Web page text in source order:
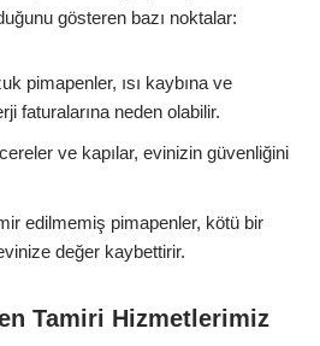
gösteren bazı noktalar:
pimapenler, ısı kaybına ve
faturalarına neden olabilir.
ve kapılar, evinizin güvenliğini
edilmemiş pimapenler, kötü bir
değer kaybettirir.
Tamiri Hizmetlerimiz